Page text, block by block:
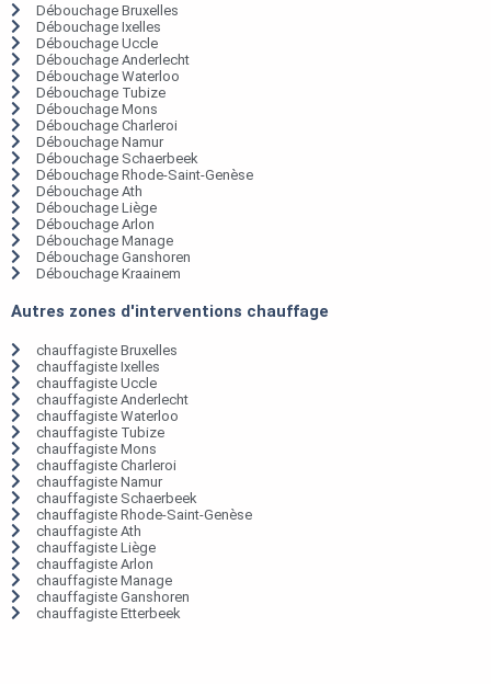
Débouchage Bruxelles
Débouchage Ixelles
Débouchage Uccle
Débouchage Anderlecht
Débouchage Waterloo
Débouchage Tubize
Débouchage Mons
Débouchage Charleroi
Débouchage Namur
Débouchage Schaerbeek
Débouchage Rhode-Saint-Genèse
Débouchage Ath
Débouchage Liège
Débouchage Arlon
Débouchage Manage
Débouchage Ganshoren
Débouchage Kraainem
Autres zones d'interventions chauffage
chauffagiste Bruxelles
chauffagiste Ixelles
chauffagiste Uccle
chauffagiste Anderlecht
chauffagiste Waterloo
chauffagiste Tubize
chauffagiste Mons
chauffagiste Charleroi
chauffagiste Namur
chauffagiste Schaerbeek
chauffagiste Rhode-Saint-Genèse
chauffagiste Ath
chauffagiste Liège
chauffagiste Arlon
chauffagiste Manage
chauffagiste Ganshoren
chauffagiste Etterbeek